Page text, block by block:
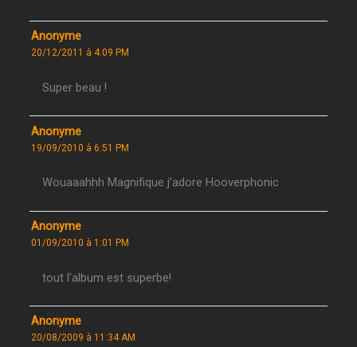
Anonyme
20/12/2011 à 4:09 PM
Super beau !
Anonyme
19/09/2010 à 6:51 PM
Wouaaahhh Magnifique j’adore Hooverphonic
Anonyme
01/09/2010 à 1:01 PM
tout l’album est superbe!
Anonyme
20/08/2009 à 11:34 AM